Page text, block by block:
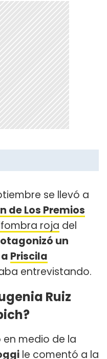
se llevó a
de Los Premios
roja del
un
Priscila
entrevistando.
Ruiz
medio de la
le comentó a la